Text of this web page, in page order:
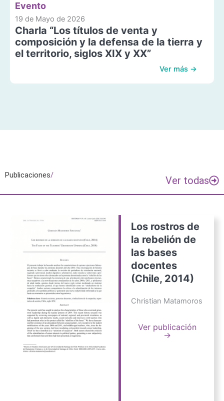
Evento
19 de Mayo de 2026
Charla “Los títulos de venta y
composición y la defensa de la tierra y
el territorio, siglos XIX y XX”
Ver más →
Publicaciones/ Ver todas
Los rostros de
la rebelión de
las bases
docentes
(Chile, 2014)
Christian Matamoros
Ver publicación
→